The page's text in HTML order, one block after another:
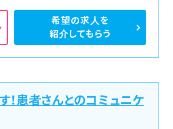
希望の求人を
紹介してもらう
患者さんとのコミュニケ